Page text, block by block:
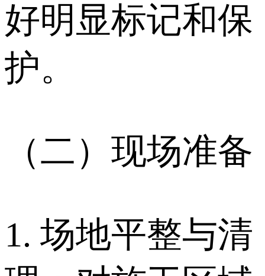
好明显标记和保
护。
（二）现场准备
1. 场地平整与清